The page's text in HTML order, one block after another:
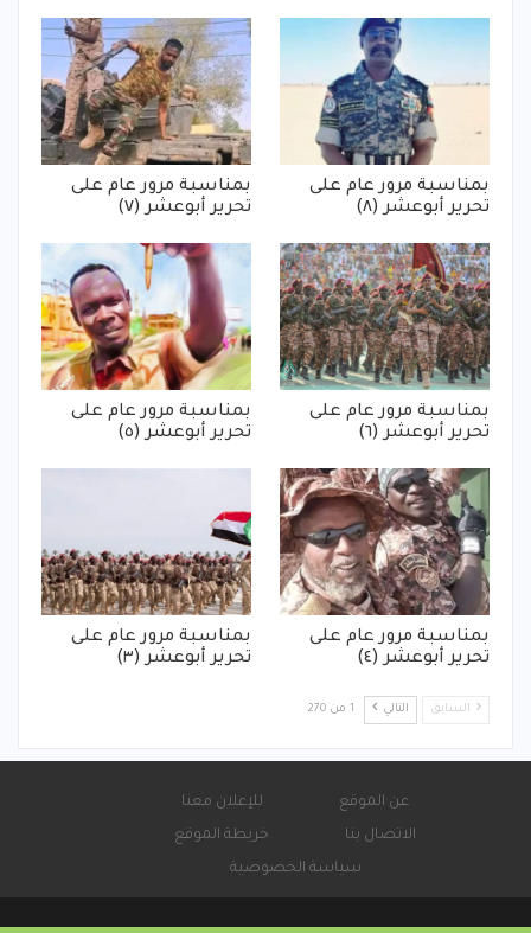
بمناسبة مرور عام على
تحرير أبوعشر (٨)
بمناسبة مرور عام على
تحرير أبوعشر (٧)
بمناسبة مرور عام على
تحرير أبوعشر (٦)
بمناسبة مرور عام على
تحرير أبوعشر (٥)
بمناسبة مرور عام على
تحرير أبوعشر (٤)
بمناسبة مرور عام على
تحرير أبوعشر (٣)
السابق التالي 1 من 270
عن الموقع
للإعلان معنا
الاتصال بنا
خريطة الموقع
سياسة الخصوصية